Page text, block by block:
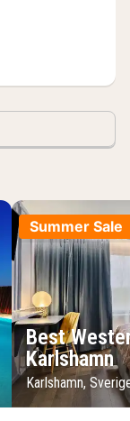
Summer Sale
Best
Karlshamn
Karlshamn,